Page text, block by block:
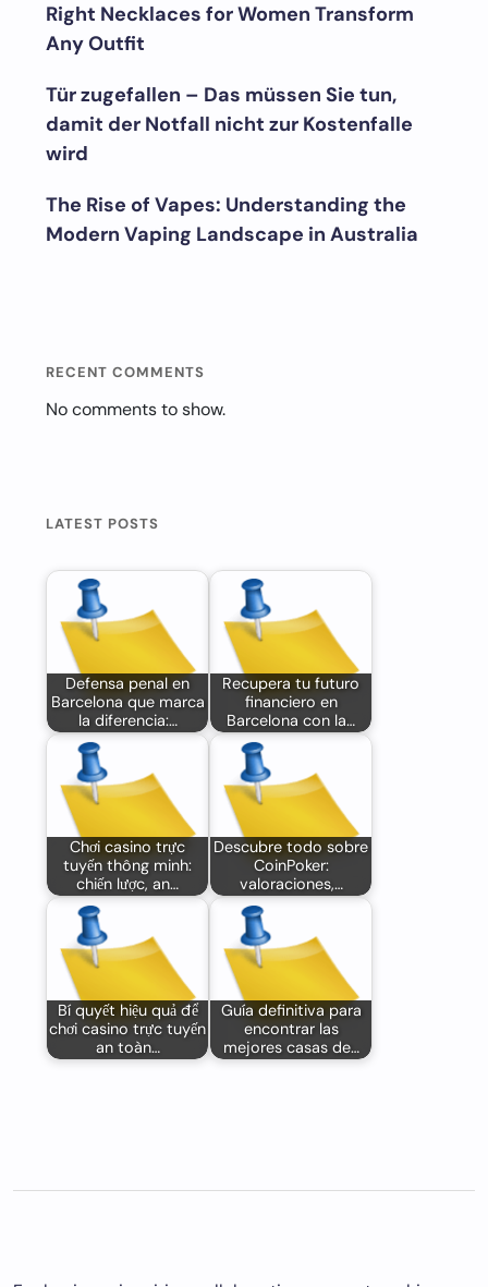
Right Necklaces for Women Transform
Any Outfit
Tür zugefallen – Das müssen Sie tun,
damit der Notfall nicht zur Kostenfalle
wird
The Rise of Vapes: Understanding the
Modern Vaping Landscape in Australia
RECENT COMMENTS
No comments to show.
LATEST POSTS
Defensa penal en
Barcelona que marca
la diferencia:…
Recupera tu futuro
financiero en
Barcelona con la…
Chơi casino trực
tuyến thông minh:
chiến lược, an…
Descubre todo sobre
CoinPoker:
valoraciones,…
Bí quyết hiệu quả để
chơi casino trực tuyến
an toàn…
Guía definitiva para
encontrar las
mejores casas de…